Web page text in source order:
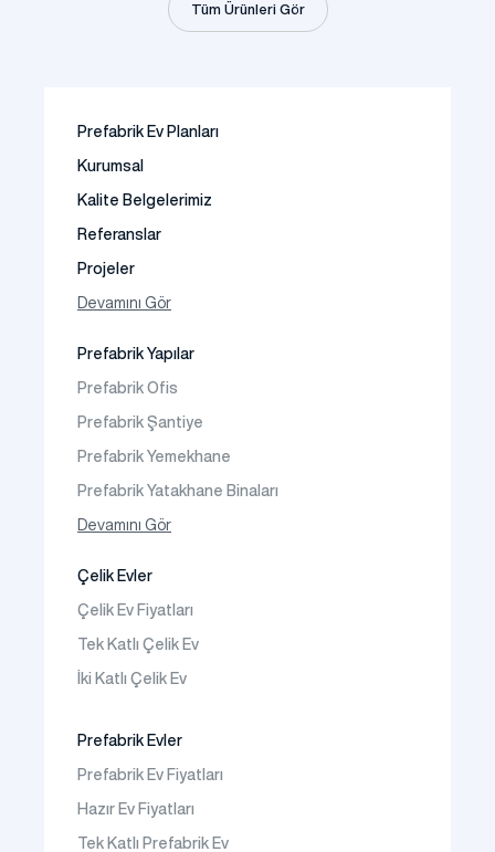
Tüm Ürünleri Gör
Prefabrik Ev Planları
Kurumsal
Kalite Belgelerimiz
Referanslar
Projeler
Fotoğraf Galeri
Devamını Gör
Prefabrik Yapılar
Prefabrik Ofis
Prefabrik Şantiye
Prefabrik Yemekhane
Prefabrik Yatakhane Binaları
Prefabrik Dükkan
Devamını Gör
Çelik Evler
Çelik Ev Fiyatları
Tek Katlı Çelik Ev
İki Katlı Çelik Ev
Prefabrik Evler
Prefabrik Ev Fiyatları
Hazır Ev Fiyatları
Tek Katlı Prefabrik Ev